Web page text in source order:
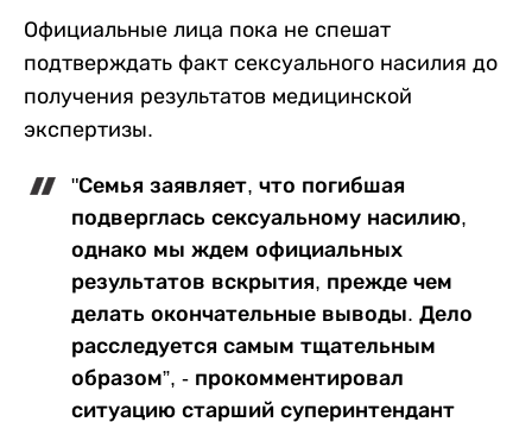
Официальные лица пока не спешат
подтверждать факт сексуального насилия до
получения результатов медицинской
экспертизы.
"Семья заявляет, что погибшая
подверглась сексуальному насилию,
однако мы ждем официальных
результатов вскрытия, прежде чем
делать окончательные выводы. Дело
расследуется самым тщательным
образом”, - прокомментировал
ситуацию старший суперинтендант